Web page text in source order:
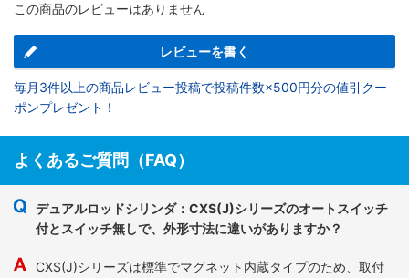
この商品のレビューはありません
レビューを書く
毎月3件以上の商品レビュー投稿で投稿件数×500円分の値引クー
ポンプレゼント！
よくあるご質問（FAQ）
デュアルロッドシリンダ：CXS(J)シリーズのオートスイッチ
付とスイッチ無しで、外形寸法に違いがありますか？
CXS(J)シリーズは標準でマグネット内蔵タイプのため、取付